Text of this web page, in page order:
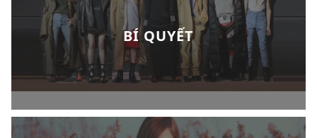
BÍ QUYẾT